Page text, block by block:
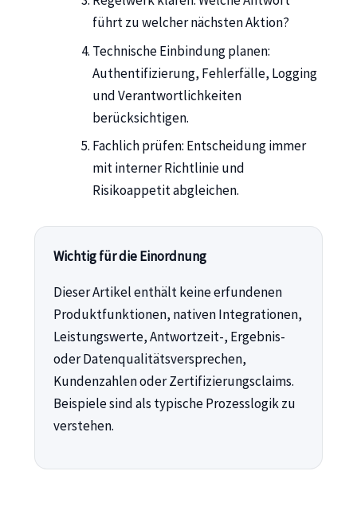
führt zu welcher nächsten Aktion?
Technische Einbindung planen:
Authentifizierung, Fehlerfälle, Logging
und Verantwortlichkeiten
berücksichtigen.
Fachlich prüfen: Entscheidung immer
mit interner Richtlinie und
Risikoappetit abgleichen.
Wichtig für die Einordnung
Dieser Artikel enthält keine erfundenen
Produktfunktionen, nativen Integrationen,
Leistungswerte, Antwortzeit-, Ergebnis-
oder Datenqualitätsversprechen,
Kundenzahlen oder Zertifizierungsclaims.
Beispiele sind als typische Prozesslogik zu
verstehen.